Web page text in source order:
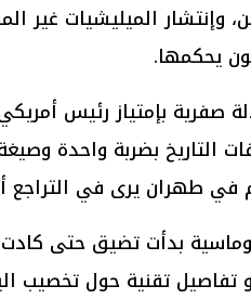
وإنتشار الميليشيات
يحكمها.
صفرية بإمتياز رئيس
التاريخ بضربة واحدة
في طهران يرى في التراجع
بدأت تضيق حتى
تفاصيل تقنية حول تخصيب